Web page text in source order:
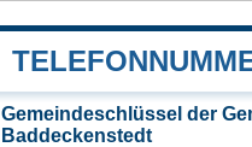
Gemeindeschlüssel der
Baddeckenstedt